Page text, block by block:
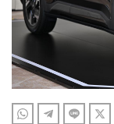
WHATSAPPTELEGRAM
LINE